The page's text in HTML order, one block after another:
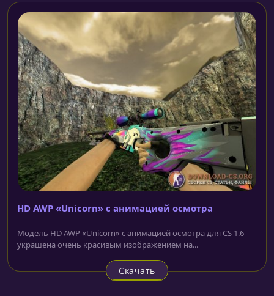
HD AWP «Unicorn» с анимацией осмотра
Модель HD AWP «Unicorn» с анимацией осмотра для CS 1.6
украшена очень красивым изображением на...
Скачать